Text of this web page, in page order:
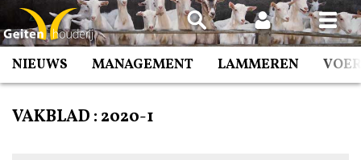
Spring
naar
inhoud
NIEUWS MANAGEMENT LAMMEREN
VAKBLAD : 2020-1